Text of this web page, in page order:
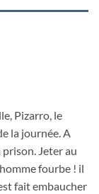
Pizarro, le
la journée. A
prison. Jeter au
fourbe ! il
fait embaucher